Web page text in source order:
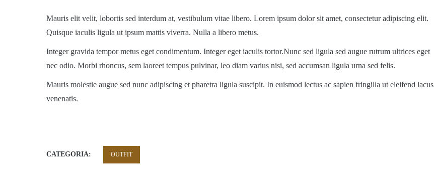
Mauris elit velit, lobortis sed interdum at, vestibulum vitae libero. Lorem ipsum dolor sit amet, consectetur adipiscing elit.
Quisque iaculis ligula ut ipsum mattis viverra. Nulla a libero metus.
Integer gravida tempor metus eget condimentum. Integer eget iaculis tortor.Nunc sed ligula sed augue rutrum ultrices eget
nec odio. Morbi rhoncus, sem laoreet tempus pulvinar, leo diam varius nisi, sed accumsan ligula urna sed felis.
Mauris molestie augue sed nunc adipiscing et pharetra ligula suscipit. In euismod lectus ac sapien fringilla ut eleifend lacus
venenatis.
CATEGORIA: OUTFIT